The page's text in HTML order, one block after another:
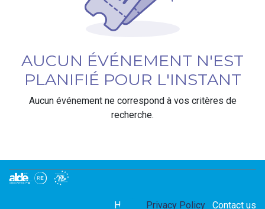
AUCUN ÉVÉNEMENT N'EST
PLANIFIÉ POUR L'INSTANT
Aucun événement ne correspond à vos critères de
recherche.
Home Privacy Policy Contact us